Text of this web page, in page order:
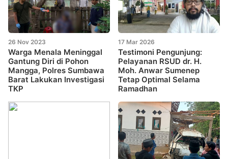
26 Nov 2023
Warga Menala Meninggal
Gantung Diri di Pohon
Mangga, Polres Sumbawa
Barat Lakukan Investigasi
TKP
17 Mar 2026
Testimoni Pengunjung:
Pelayanan RSUD dr. H.
Moh. Anwar Sumenep
Tetap Optimal Selama
Ramadhan